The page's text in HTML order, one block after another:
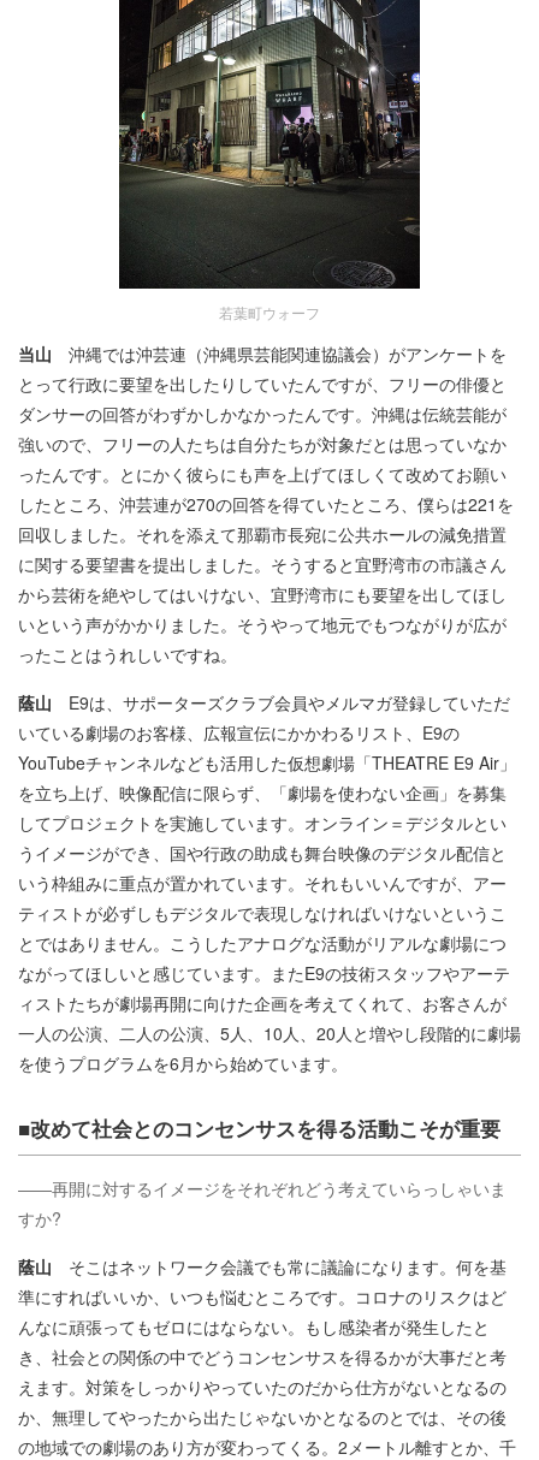
若葉町ウォーフ
当山 沖縄では沖芸連（沖縄県芸能関連協議会）がアンケートを
とって行政に要望を出したりしていたんですが、フリーの俳優と
ダンサーの回答がわずかしかなかったんです。沖縄は伝統芸能が
強いので、フリーの人たちは自分たちが対象だとは思っていなか
ったんです。とにかく彼らにも声を上げてほしくて改めてお願い
したところ、沖芸連が270の回答を得ていたところ、僕らは221を
回収しました。それを添えて那覇市長宛に公共ホールの減免措置
に関する要望書を提出しました。そうすると宜野湾市の市議さん
から芸術を絶やしてはいけない、宜野湾市にも要望を出してほし
いという声がかかりました。そうやって地元でもつながりが広が
ったことはうれしいですね。
蔭山 E9は、サポーターズクラブ会員やメルマガ登録していただ
いている劇場のお客様、広報宣伝にかかわるリスト、E9の
YouTubeチャンネルなども活用した仮想劇場「THEATRE E9 Air」
を立ち上げ、映像配信に限らず、「劇場を使わない企画」を募集
してプロジェクトを実施しています。オンライン＝デジタルとい
うイメージができ、国や行政の助成も舞台映像のデジタル配信と
いう枠組みに重点が置かれています。それもいいんですが、アー
ティストが必ずしもデジタルで表現しなければいけないというこ
とではありません。こうしたアナログな活動がリアルな劇場につ
ながってほしいと感じています。またE9の技術スタッフやアーテ
ィストたちが劇場再開に向けた企画を考えてくれて、お客さんが
一人の公演、二人の公演、5人、10人、20人と増やし段階的に劇場
を使うプログラムを6月から始めています。
■改めて社会とのコンセンサスを得る活動こそが重要
――再開に対するイメージをそれぞれどう考えていらっしゃいま
すか?
蔭山 そこはネットワーク会議でも常に議論になります。何を基
準にすればいいか、いつも悩むところです。コロナのリスクはど
んなに頑張ってもゼロにはならない。もし感染者が発生したと
き、社会との関係の中でどうコンセンサスを得るかが大事だと考
えます。対策をしっかりやっていたのだから仕方がないとなるの
か、無理してやったから出たじゃないかとなるのとでは、その後
の地域での劇場のあり方が変わってくる。2メートル離すとか、千